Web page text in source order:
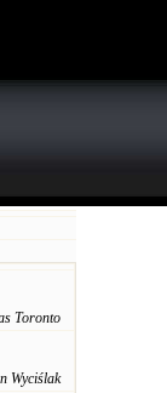
Toronto
Wyciślak